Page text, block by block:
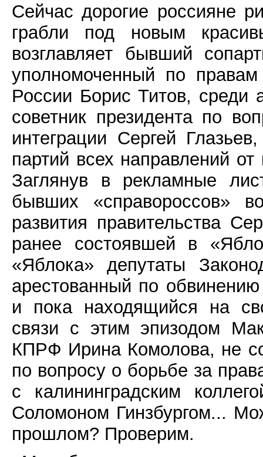
Сейчас дорогие россияне
грабли под новым
возглавляет бывший
уполномоченный по
России Борис Титов, среди
советник президента по
интеграции Сергей
партий всех направлений
Заглянув в рекламные
бывших «справороссов»
развития правительства
ранее состоявшей в
«Яблока» депутаты
арестованный по
и пока находящийся на
связи с этим эпизодом
КПРФ Ирина Комолова, не
по вопросу о борьбе за
с калининградским
Соломоном Гинзбургом...
прошлом? Проверим.